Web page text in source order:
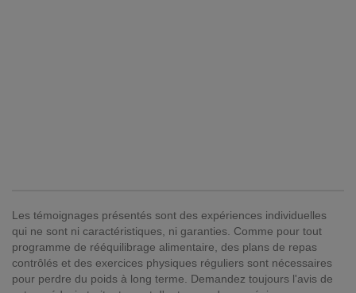
Les témoignages présentés sont des expériences individuelles
qui ne sont ni caractéristiques, ni garanties. Comme pour tout
programme de rééquilibrage alimentaire, des plans de repas
contrôlés et des exercices physiques réguliers sont nécessaires
pour perdre du poids à long terme. Demandez toujours l'avis de